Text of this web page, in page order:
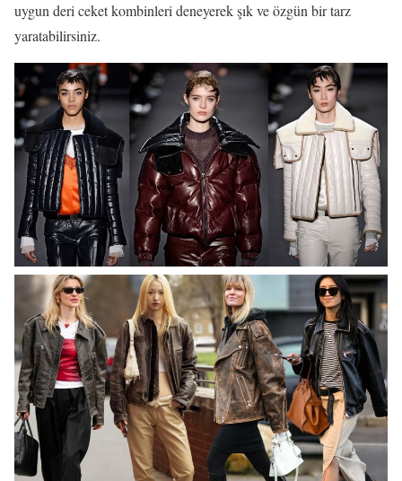
uygun deri ceket kombinleri deneyerek şık ve özgün bir tarz
yaratabilirsiniz.